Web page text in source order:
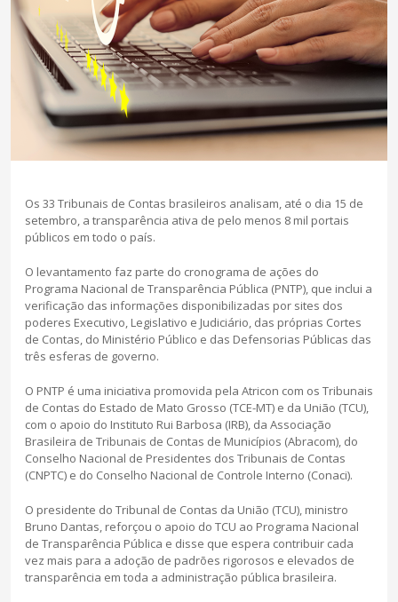
Os 33 Tribunais de Contas brasileiros analisam, até o dia 15 de
setembro, a transparência ativa de pelo menos 8 mil portais
públicos em todo o país.
O levantamento faz parte do cronograma de ações do
Programa Nacional de Transparência Pública (PNTP), que inclui a
verificação das informações disponibilizadas por sites dos
poderes Executivo, Legislativo e Judiciário, das próprias Cortes
de Contas, do Ministério Público e das Defensorias Públicas das
três esferas de governo.
O PNTP é uma iniciativa promovida pela Atricon com os Tribunais
de Contas do Estado de Mato Grosso (TCE-MT) e da União (TCU),
com o apoio do Instituto Rui Barbosa (IRB), da Associação
Brasileira de Tribunais de Contas de Municípios (Abracom), do
Conselho Nacional de Presidentes dos Tribunais de Contas
(CNPTC) e do Conselho Nacional de Controle Interno (Conaci).
O presidente do Tribunal de Contas da União (TCU), ministro
Bruno Dantas, reforçou o apoio do TCU ao Programa Nacional
de Transparência Pública e disse que espera contribuir cada
vez mais para a adoção de padrões rigorosos e elevados de
transparência em toda a administração pública brasileira.